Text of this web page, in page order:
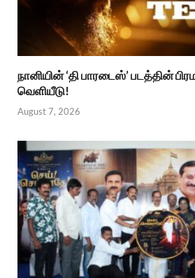
நானியின் ‘தி பாரடைஸ்’ படத்தின்
வெளியீடு!
August 7, 2026